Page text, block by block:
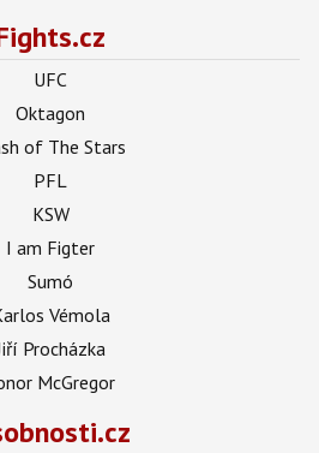
UFC
Oktagon
of The Stars
PFL
KSW
I am Figter
Sumó
Vémola
Procházka
McGregor